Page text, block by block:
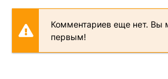
Комментариев еще нет. Вы
первым!